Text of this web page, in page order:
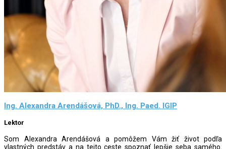
Ing. Alexandra Arendášová, PhD., Ing. Paed. IGIP
Lektor
Som Alexandra Arendášová a pomôžem Vám žiť život podľa
vlastných predstáv a na tejto ceste spoznať lepšie seba samého.